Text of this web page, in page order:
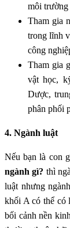
môi trường
Tham gia
trong lĩnh
công
Tham gia
vật học,
Dược,
phân phối
4. Ngành luật
Nếu bạn là con
ngành gì? thì
luật nhưng
khối A có thể có
bối cảnh nền